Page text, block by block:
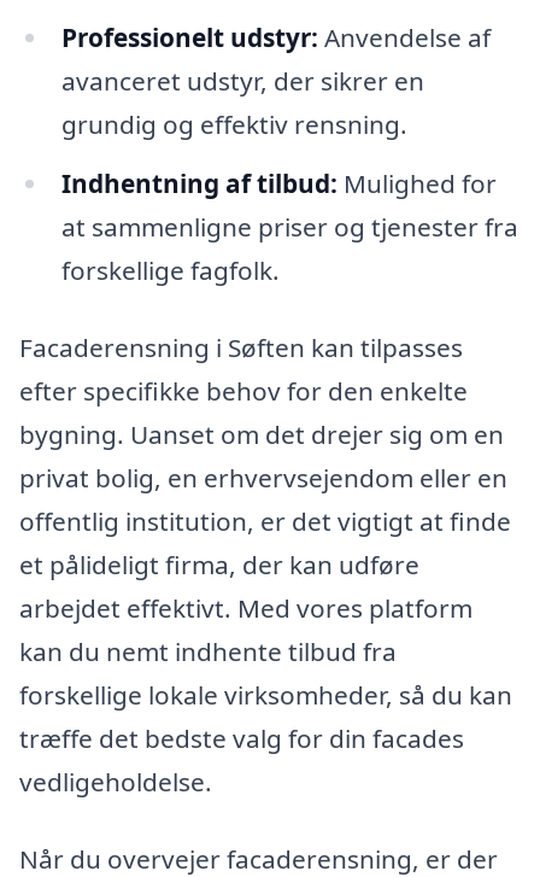
Professionelt udstyr: Anvendelse af
avanceret udstyr, der sikrer en
grundig og effektiv rensning.
Indhentning af tilbud: Mulighed for
at sammenligne priser og tjenester fra
forskellige fagfolk.
Facaderensning i Søften kan tilpasses
efter specifikke behov for den enkelte
bygning. Uanset om det drejer sig om en
privat bolig, en erhvervsejendom eller en
offentlig institution, er det vigtigt at finde
et pålideligt firma, der kan udføre
arbejdet effektivt. Med vores platform
kan du nemt indhente tilbud fra
forskellige lokale virksomheder, så du kan
træffe det bedste valg for din facades
vedligeholdelse.
Når du overvejer facaderensning, er der